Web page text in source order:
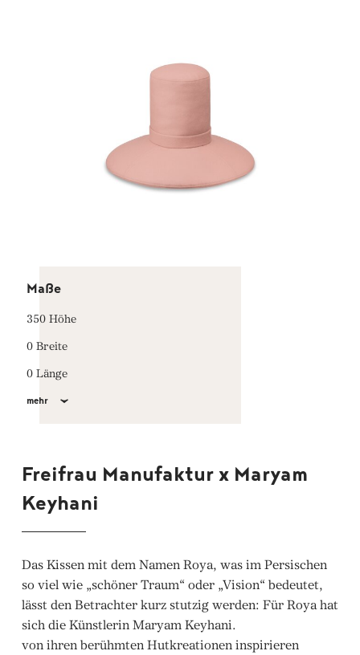
Maße
350 Höhe
0 Breite
0 Länge
mehr
Freifrau Manufaktur x Maryam
Keyhani
Das Kissen mit dem Namen Roya, was im Persischen
so viel wie „schöner Traum“ oder „Vision“ bedeutet,
lässt den Betrachter kurz stutzig werden: Für Roya hat
sich die Künstlerin Maryam Keyhani.
von ihren berühmten Hutkreationen inspirieren